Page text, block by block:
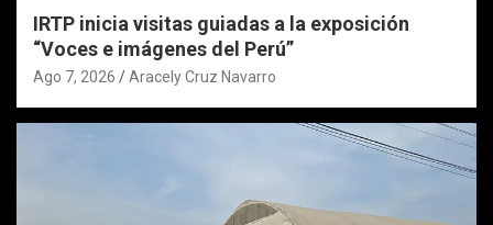
IRTP inicia visitas guiadas a la exposición
“Voces e imágenes del Perú”
Ago 7, 2026 Aracely Cruz Navarro